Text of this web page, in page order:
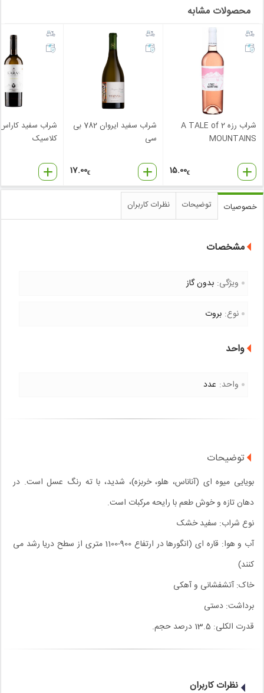
محصولات مشابه
شراب رزه A TALE of 2
MOUNTAINS
15.00€
شراب سفید ایروان 782 بی
سی
17.00€
شراب سفید کاراس
کلاسیک
خصوصیات توضیحات نظرات کاربران
مشخصات
ویژگی: بدون گاز
نوع: بروت
واحد
واحد: عدد
توضیحات
بویایی میوه ای (آناناس، هلو، خربزه)، شدید، با ته رنگ عسل است. در
دهان تازه و خوش طعم با رایحه مرکبات است.
نوع شراب: سفید خشک
آب و هوا: قاره ای (انگورها در ارتفاع 900-1100 متری از سطح دریا رشد می
کنند)
خاک: آتشفشانی و آهکی
برداشت: دستی
قدرت الکلی: 13.5 درصد حجم.
نظرات کاربران